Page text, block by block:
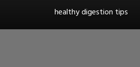
healthy digestion tips